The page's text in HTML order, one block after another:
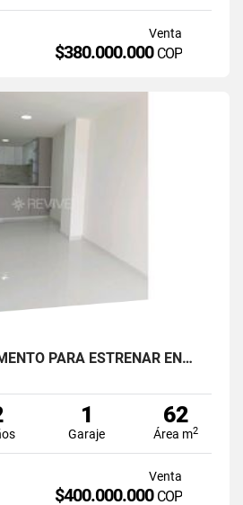
Venta
$380.000.000 COP
PARA ESTRENAR EN…
1
Garaje
62
Área m2
Venta
$400.000.000 COP